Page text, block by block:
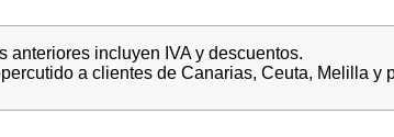
anteriores incluyen IVA y descuentos.
a clientes de Canarias, Ceuta, Melilla y